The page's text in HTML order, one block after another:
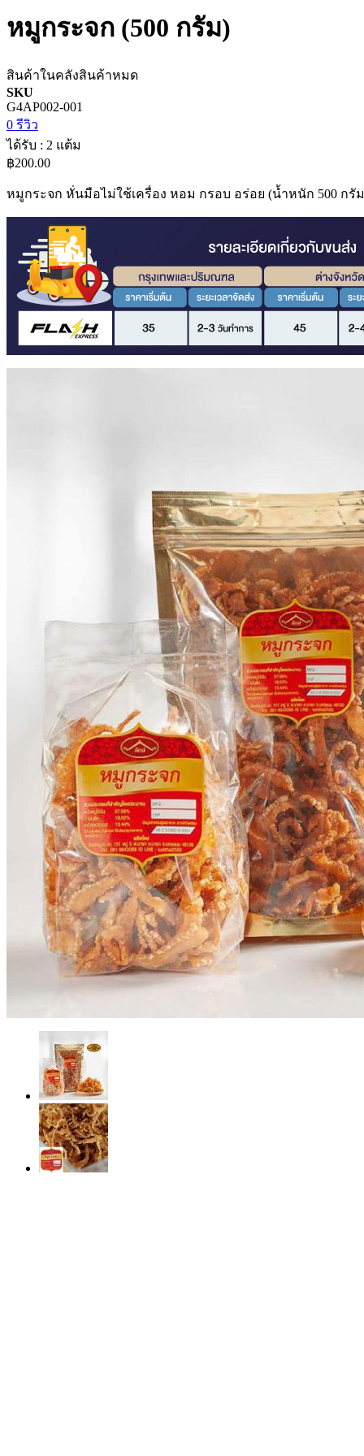
หมูกระจก (500 กรัม)
สินค้าในคลังสินค้าหมด
SKU
G4AP002-001
0 รีวิว
ได้รับ : 2 แต้ม
฿200.00
หมูกระจก หั่นมือไม่ใช้เครื่อง หอม กรอบ อร่อย (น้ำหนัก 500 กรั